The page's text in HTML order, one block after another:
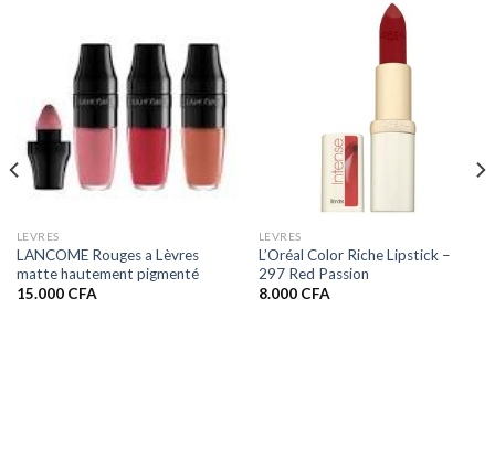
LEVRES
LANCOME Rouges a Lèvres
matte hautement pigmenté
15.000 CFA
LEVRES
L’Oréal Color Riche Lipstick –
297 Red Passion
8.000 CFA